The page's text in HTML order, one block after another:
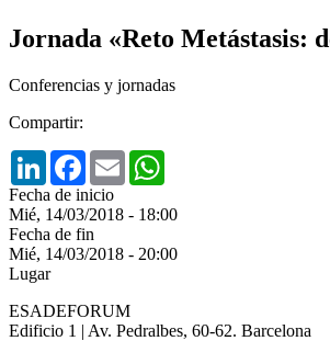
Jornada «Reto Metástasis:
Conferencias y jornadas
Compartir:
LinkedInFacebook
Email
Fecha de inicio
Mié, 14/03/2018 - 18:00
Fecha de fin
Mié, 14/03/2018 - 20:00
Lugar
ESADEFORUM
Edificio 1 | Av. Pedralbes, 60-62. Barcelona